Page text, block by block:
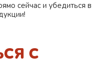
сейчас и убедиться в
С